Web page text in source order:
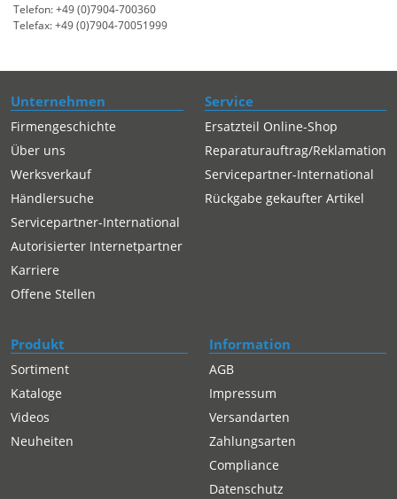
Telefon: +49 (0)7904-700360
Telefax: +49 (0)7904-70051999
Unternehmen
Firmengeschichte
Über uns
Werksverkauf
Händlersuche
Servicepartner-International
Autorisierter Internetpartner
Karriere
Offene Stellen
Service
Ersatzteil Online-Shop
Reparaturauftrag/Reklamation
Servicepartner-International
Rückgabe gekaufter Artikel
Produkt
Sortiment
Kataloge
Videos
Neuheiten
Information
AGB
Impressum
Versandarten
Zahlungsarten
Compliance
Datenschutz